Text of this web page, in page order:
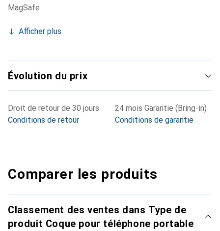
MagSafe
Afficher plus
Évolution du prix
Droit de retour de 30 jours
Conditions de retour
24 mois Garantie (Bring-in)
Conditions de garantie
Comparer les produits
Classement des ventes dans Type de
produit Coque pour téléphone portable